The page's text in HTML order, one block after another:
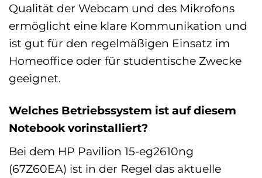
Qualität der Webcam und des Mikrofons
ermöglicht eine klare Kommunikation und
ist gut für den regelmäßigen Einsatz im
Homeoffice oder für studentische Zwecke
geeignet.
Welches Betriebssystem ist auf diesem
Notebook vorinstalliert?
Bei dem HP Pavilion 15-eg2610ng
(67Z60EA) ist in der Regel das aktuelle